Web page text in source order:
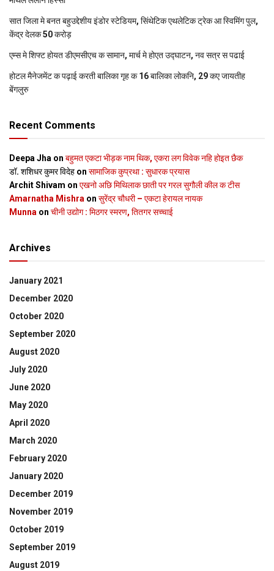
सात जिला मे बनत बहुउद्देशीय इंडोर स्‍टेडि‍यम, सिंथेटिक एथलेटिक ट्रेक आ स्विमिंग पुल,
केंद्र देलक 50 करोड़
एम्स मे शिफ्ट होयत डीएमसीएच क सामान, मार्च मे होएत उद्घाटन, नव सत्र स पढाई
होटल मैनेजमेंट क पढ़ाई करती बालिका गृह क 16 बालिका लोकनि, 29 कए जायतीह
बेंगलुरु
Recent Comments
Deepa Jha on बहुमत एकटा भीड़क नाम थिक, एकरा लग विवेक नहि होइत छैक
डॉ. शशिधर कुमर विदेह on सामाजिक कुप्रथा : सुधारक प्रयास
Archit Shivam on एखनो अछि मिथिलाक छाती पर गरल सुगौली कील क टीस
Amarnatha Mishra on सुरेंद्र चौधरी – एकटा हेरायल नायक
Munna on चीनी उद्योग : मिठगर स्‍मरण, तितगर सच्‍चाई
Archives
January 2021
December 2020
October 2020
September 2020
August 2020
July 2020
June 2020
May 2020
April 2020
March 2020
February 2020
January 2020
December 2019
November 2019
October 2019
September 2019
August 2019